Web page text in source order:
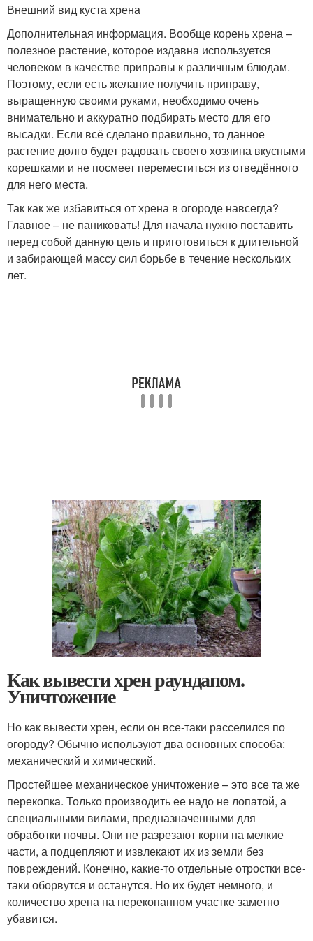
Внешний вид куста хрена
Дополнительная информация. Вообще корень хрена –
полезное растение, которое издавна используется
человеком в качестве приправы к различным блюдам.
Поэтому, если есть желание получить приправу,
выращенную своими руками, необходимо очень
внимательно и аккуратно подбирать место для его
высадки. Если всё сделано правильно, то данное
растение долго будет радовать своего хозяина вкусными
корешками и не посмеет переместиться из отведённого
для него места.
Так как же избавиться от хрена в огороде навсегда?
Главное – не паниковать! Для начала нужно поставить
перед собой данную цель и приготовиться к длительной
и забирающей массу сил борьбе в течение нескольких
лет.
Как вывести хрен раундапом.
Уничтожение
Но как вывести хрен, если он все-таки расселился по
огороду? Обычно используют два основных способа:
механический и химический.
Простейшее механическое уничтожение – это все та же
перекопка. Только производить ее надо не лопатой, а
специальными вилами, предназначенными для
обработки почвы. Они не разрезают корни на мелкие
части, а подцепляют и извлекают их из земли без
повреждений. Конечно, какие-то отдельные отростки все-
таки оборвутся и останутся. Но их будет немного, и
количество хрена на перекопанном участке заметно
убавится.